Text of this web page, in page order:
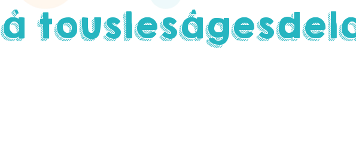
à touslesâgesde